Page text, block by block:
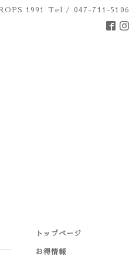
1991 Tel / 047-711-5106
トップページ
お得情報